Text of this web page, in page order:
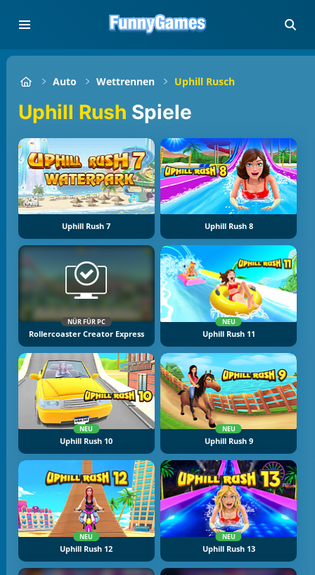
Auto Wettrennen Uphill Rusch
Uphill Rush Spiele
Uphill Rush 7 Uphill Rush 8
NÜR FÜR PC
Rollercoaster Creator Express
NEU
Uphill Rush 11
NEU
Uphill Rush 10
NEU
Uphill Rush 9
NEU
Uphill Rush 12
NEU
Uphill Rush 13